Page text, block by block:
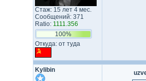
Стаж: 15 лет 4 мес.
Сообщений: 371
Ratio: 1111.356
100%
Откуда: от туда
Kylibin